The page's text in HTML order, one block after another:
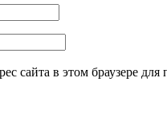
сайта в этом браузере